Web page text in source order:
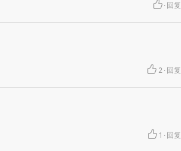
· 回复
2 · 回复
1 · 回复